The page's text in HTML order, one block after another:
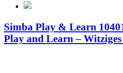
Simba Play & Learn
Play and Learn –